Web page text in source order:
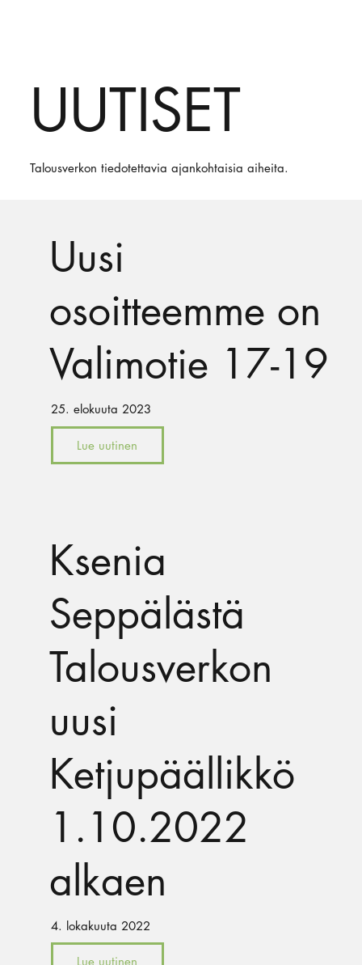
Uusi
osoitteemme on
Valimotie 17-19
25. elokuuta 2023
Lue uutinen
Ksenia
Seppälästä
Talousverkon
uusi
Ketjupäällikkö
1.10.2022
alkaen
4. lokakuuta 2022
Lue uutinen
UUTISET
Talousverkon tiedotettavia ajankohtaisia aiheita.